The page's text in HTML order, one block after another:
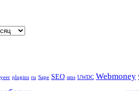
plugins ru Sape SEO sms UWDC Webmoney